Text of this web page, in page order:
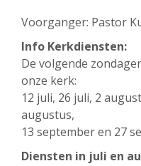
Voorganger: Pastor
Info Kerkdiensten:
De volgende
onze kerk:
12 juli, 26 juli, 2
augustus,
13 september en 27
Diensten in juli en